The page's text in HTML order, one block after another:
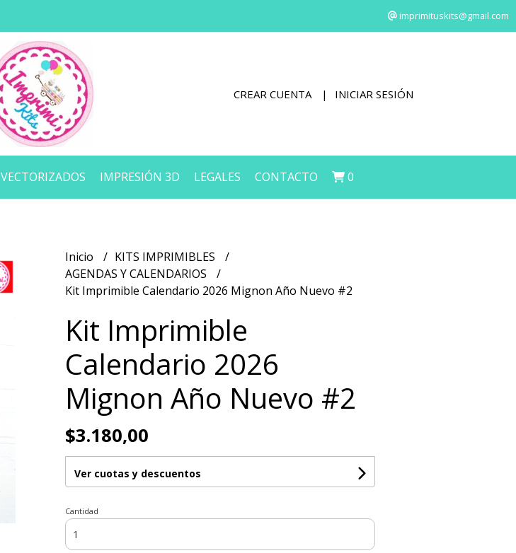
imprimituskits@gmail.com
CREAR CUENTA INICIAR SESIÓN
VECTORIZADOS IMPRESIÓN 3D LEGALES CONTACTO 0
Inicio
KITS IMPRIMIBLES
AGENDAS Y CALENDARIOS
Kit Imprimible Calendario 2026 Mignon Año Nuevo #2
Kit Imprimible
Calendario 2026
Mignon Año Nuevo #2
$3.180,00
Ver cuotas y descuentos
Cantidad